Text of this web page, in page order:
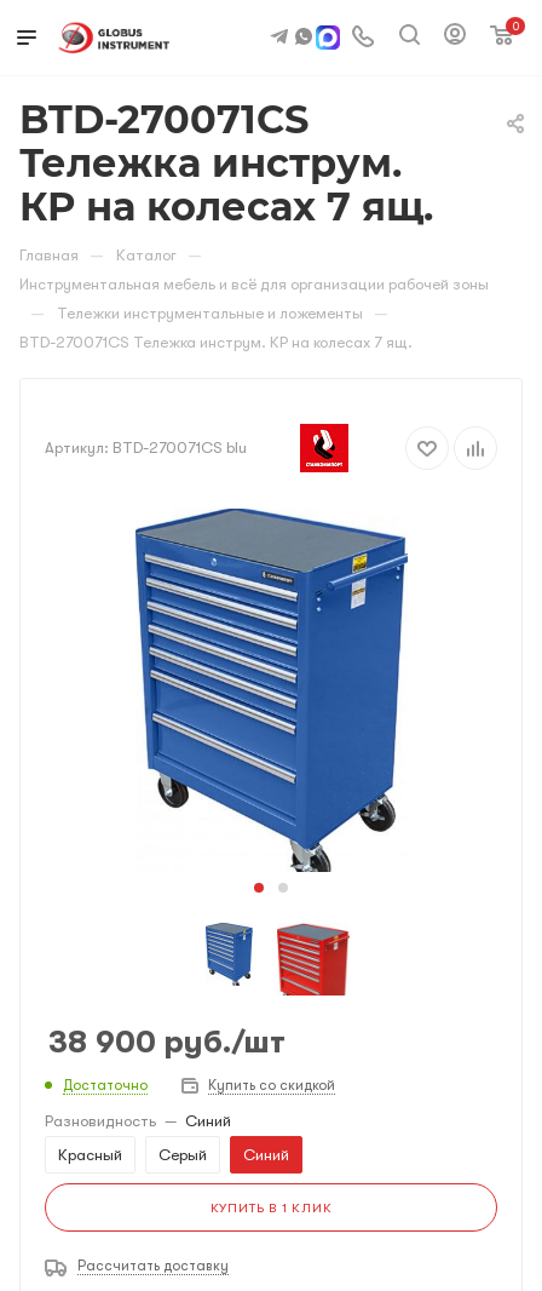
0
BTD-270071CS
Тележка инструм.
КР на колесах 7 ящ.
Главная — Каталог —
Инструментальная мебель и всё для организации рабочей зоны
— Тележки инструментальные и ложементы —
BTD-270071CS Тележка инструм. КР на колесах 7 ящ.
Артикул: BTD-270071CS blu
38 900 руб./шт
Достаточно Купить со скидкой
Разновидность — Синий
Красный
Серый Синий
КУПИТЬ В 1 КЛИК
Рассчитать доставку